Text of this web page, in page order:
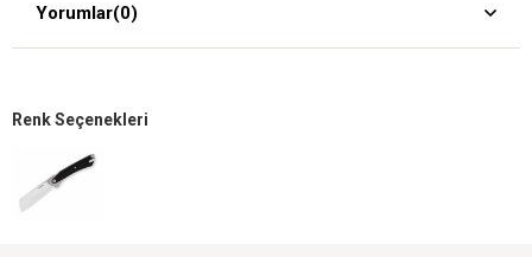
Yorumlar(0)
Renk Seçenekleri